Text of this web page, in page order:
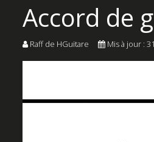
Accord de
Raff de HGuitare Mis à jour :